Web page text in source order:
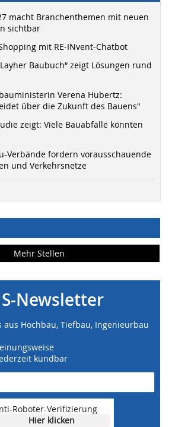
macht Branchenthemen mit neuen
sichtbar
mit RE-INvent-Chatbot
Baubuch“ zeigt Lösungen rund
Verena Hubertz:
über die Zukunft des Bauens"
zeigt: Viele Bauabfälle könnten
Verbände fordern vorausschauende
und Verkehrsnetze
Mehr Stellen
Newsletter
aus Hochbau, Tiefbau, Ingenieurbau
kündbar
Roboter-Verifizierung
Hier klicken